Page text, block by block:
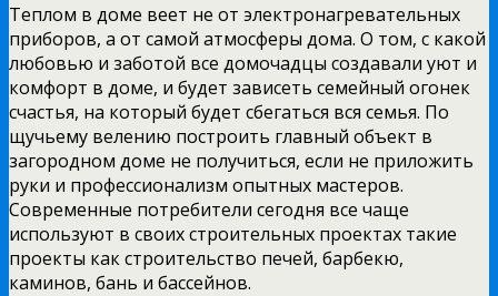
Теплом в доме веет не от электронагревательных
приборов, а от самой атмосферы дома. О том, с какой
любовью и заботой все домочадцы создавали уют и
комфорт в доме, и будет зависеть семейный огонек
счастья, на который будет сбегаться вся семья. По
щучьему велению построить главный объект в
загородном доме не получиться, если не приложить
руки и профессионализм опытных мастеров.
Современные потребители сегодня все чаще
используют в своих строительных проектах такие
проекты как строительство печей, барбекю,
каминов, бань и бассейнов.